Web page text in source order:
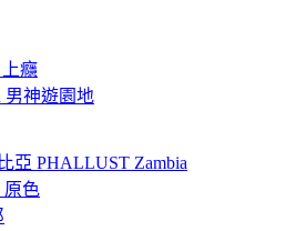
癮
男神遊園地
亞 PHALLUST Zambia
原色